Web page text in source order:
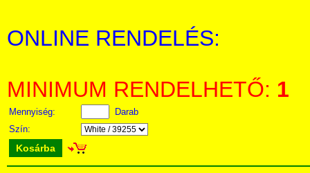
ONLINE RENDELÉS:
MINIMUM RENDELHETŐ: 1
Mennyiség:
Darab
Szín:
Kosárba